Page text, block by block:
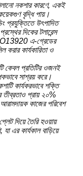
নকশার কারণে, একই
বৃদ্ধি পায়।
প্রযুক্তিতে উৎপাদিত
দিকের টলারেন্স
ISO13920 এ-গ্রেডের
করার কার্যকারিতা ও
কেবল প্রতিটির ওজনই
সাশ্রয় করে।
কার্যকরভাবে শক্তি
তীব্রতাও প্রায় ২০%
কাজের পরিবেশ
দিয়ে তৈরি হওয়ায়
এর কার্যকাল বাড়িয়ে